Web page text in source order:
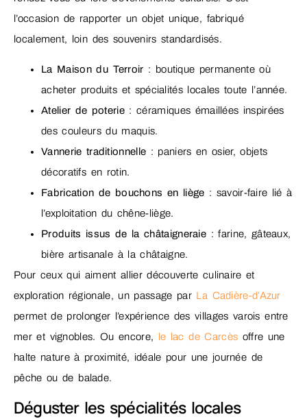
l’occasion de rapporter un objet unique, fabriqué
localement, loin des souvenirs standardisés.
La Maison du Terroir : boutique permanente où
acheter produits et spécialités locales toute l’année.
Atelier de poterie: céramiques émaillées inspirées
des couleurs du maquis.
Vannerie traditionnelle : paniers en osier, objets
décoratifs en rotin.
Fabrication de bouchons en liège : savoir-faire lié à
l’exploitation du chêne-liège.
Produits issus de la châtaigneraie : farine, gâteaux,
bière artisanale à la châtaigne.
Pour ceux qui aiment allier découverte culinaire et
exploration régionale, un passage par La Cadière-d’Azur
permet de prolonger l’expérience des villages varois entre
mer et vignobles. Ou encore, le lac de Carcès offre une
halte nature à proximité, idéale pour une journée de
pêche ou de balade.
Déguster les spécialités locales